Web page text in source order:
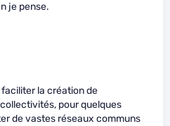
je pense.
la création de
pour quelques
de vastes réseaux communs